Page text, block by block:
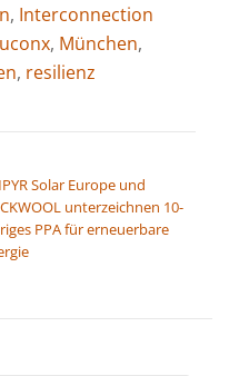
, Interconnection
, München,
, resilienz
Solar Europe und
unterzeichnen 10-
PPA für erneuerbare